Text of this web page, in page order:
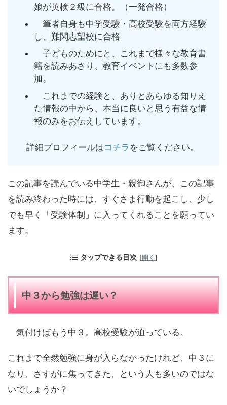
娘が英検２級に合格。（一発合格）
筆者自身も中学受験・高校受験を両方経験
し、難関志望校に合格
子どものためにと、これまで様々な教育書
籍を読みあさり、教育イベントにも多数参
加。
これまでの経験と、ありとあらゆる知りえ
た情報の中から、本当に良いと思う有益な情
報のみをお伝えしています。
詳細プロフィールはコチラ をご覧ください。
この記事を読んでいる中学生・親御さんが、この記事
を読み終わった時には、すぐさま行動を起こし、少し
でも早く「受験体制」に入ってくれることを願ってい
ます。
タップできる目次 [開く ]
中３から勉強は遅い？
気付けばもう中３。高校受験が迫っている。
これまで全然勉強に身が入らなかったけれど、中３に
なり、さすがに焦ってきた、という人も多いのではな
いでしょうか？